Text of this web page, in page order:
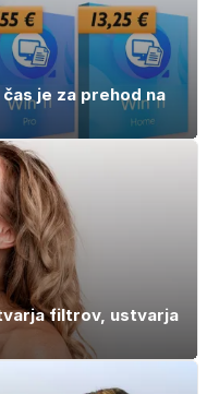
je za prehod na
filtrov, ustvarja